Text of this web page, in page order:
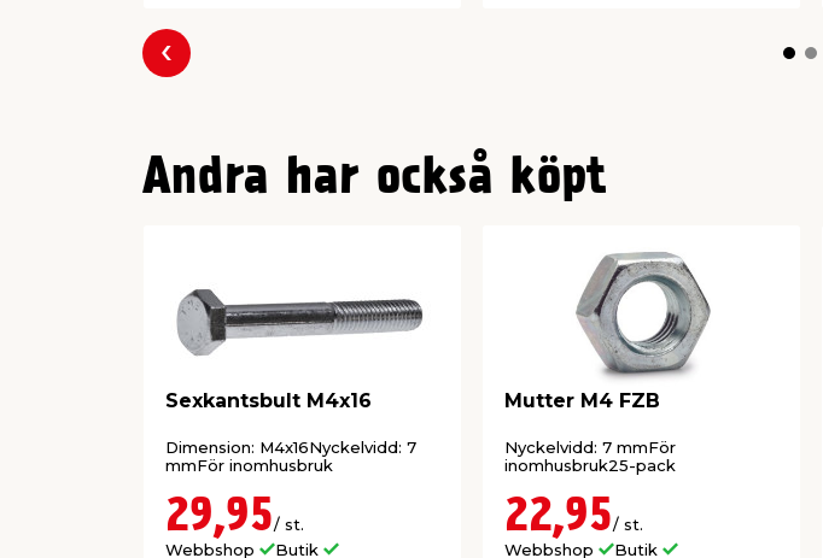
Föregående
Andra har också köpt
Sexkantsbult M4x16
Dimension: M4x16Nyckelvidd: 7
mmFör inomhusbruk
29,95/ st.
Webbshop
Butik
Mutter M4 FZB
Nyckelvidd: 7 mmFör
inomhusbruk25-pack
22,95/ st.
Webbshop
Butik